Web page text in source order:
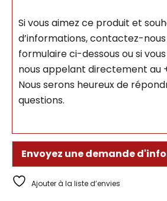
Si vous aimez ce produit et
d’informations, contactez-
formulaire ci-dessous ou si
nous appelant directement au
Nous serons heureux de
questions.
Envoyez une demande
Ajouter à la liste d’envies